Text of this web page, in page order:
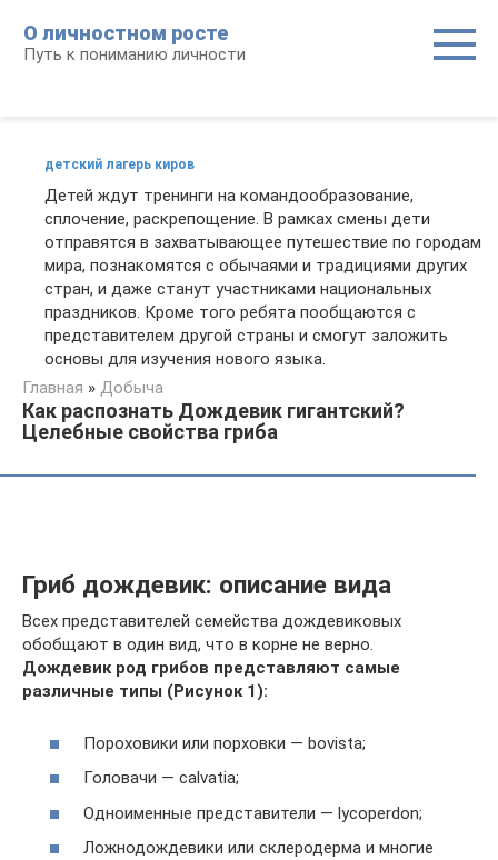
контенту
О личностном росте
Путь к пониманию личности
детский лагерь киров
Детей ждут тренинги на командообразование,
сплочение, раскрепощение. В рамках смены дети
отправятся в захватывающее путешествие по городам
мира, познакомятся с обычаями и традициями других
стран, и даже станут участниками национальных
праздников. Кроме того ребята пообщаются с
представителем другой страны и смогут заложить
основы для изучения нового языка.
Главная » Добыча
Как распознать Дождевик гигантский?
Целебные свойства гриба
Гриб дождевик: описание вида
Всех представителей семейства дождевиковых
обобщают в один вид, что в корне не верно.
Дождевик род грибов представляют самые
различные типы (Рисунок 1):
Пороховики или порховки — bovista;
Головачи — calvatia;
Одноименные представители — lycoperdon;
Ложнодождевики или склеродерма и многие